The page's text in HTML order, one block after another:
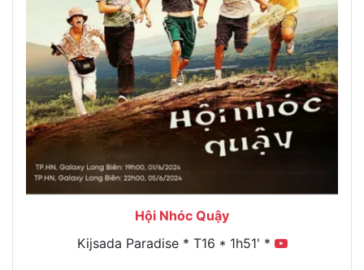
Hội Nhóc Quậy
Kijsada Paradise * T16 * 1h51' *